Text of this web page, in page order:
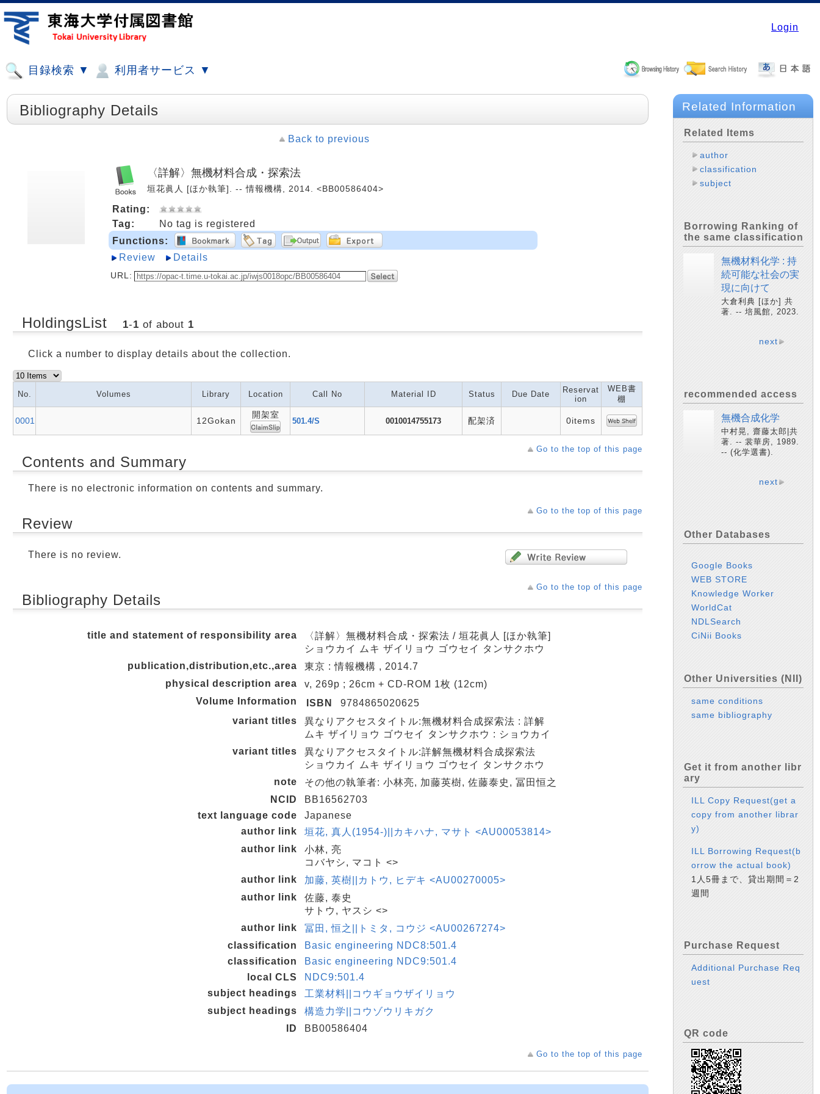
Login
目録検索 ▼ 利用者サービス ▼
Bibliography Details
Back to previous
〈詳解〉無機材料合成・探索法
垣花眞人 [ほか執筆]. -- 情報機構, 2014. <BB00586404>
Rating:
Tag:
No tag is registered
Functions:
Review
Details
URL:
HoldingsList 1-1 of about 1
Click a number to display details about the collection.
No. Volumes Library Location Call No Material ID Status Due Date
Reservat
ion
WEB書
棚
0001 12Gokan
開架室
501.4/S 0010014755173 配架済 0items
Go to the top of this page
Contents and Summary
There is no electronic information on contents and summary.
Go to the top of this page
Review
There is no review.
Go to the top of this page
Bibliography Details
title and statement of responsibility area
〈詳解〉無機材料合成・探索法 / 垣花眞人 [ほか執筆]
ショウカイ ムキ ザイリョウ ゴウセイ タンサクホウ
publication,distribution,etc.,area
東京 : 情報機構 , 2014.7
physical description area
v, 269p ; 26cm + CD-ROM 1枚 (12cm)
Volume Information
ISBN
9784865020625
variant titles
異なりアクセスタイトル:無機材料合成探索法 : 詳解
ムキ ザイリョウ ゴウセイ タンサクホウ : ショウカイ
variant titles
異なりアクセスタイトル:詳解無機材料合成探索法
ショウカイ ムキ ザイリョウ ゴウセイ タンサクホウ
note
その他の執筆者: 小林亮, 加藤英樹, 佐藤泰史, 冨田恒之
NCID
BB16562703
text language code
Japanese
author link
垣花, 真人(1954-)||カキハナ, マサト <AU00053814>
author link
小林, 亮
コバヤシ, マコト <>
author link
加藤, 英樹||カトウ, ヒデキ <AU00270005>
author link
佐藤, 泰史
サトウ, ヤスシ <>
author link
冨田, 恒之||トミタ, コウジ <AU00267274>
classification
Basic engineering NDC8:501.4
classification
Basic engineering NDC9:501.4
local CLS
NDC9:501.4
subject headings
工業材料||コウギョウザイリョウ
subject headings
構造力学||コウゾウリキガク
ID
BB00586404
Go to the top of this page
Related Information
Related Items
author
classification
subject
Borrowing Ranking of
the same classification
無機材料化学 : 持
続可能な社会の実
現に向けて
大倉利典 [ほか] 共
著. -- 培風館, 2023.
next
recommended access
無機合成化学
中村晃, 齋藤太郎|共
著. -- 裳華房, 1989.
-- (化学選書).
next
Other Databases
Google Books
WEB STORE
Knowledge Worker
WorldCat
NDLSearch
CiNii Books
Other Universities (NII)
same conditions
same bibliography
Get it from another libr
ary
ILL Copy Request(get a
copy from another librar
y)
ILL Borrowing Request(b
orrow the actual book)
1人5冊まで、貸出期間＝2
週間
Purchase Request
Additional Purchase Req
uest
QR code